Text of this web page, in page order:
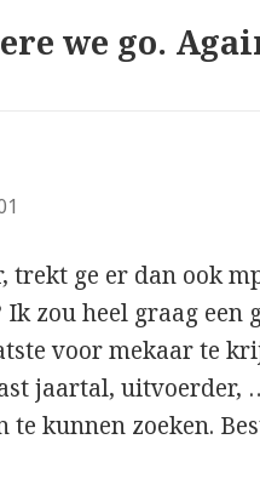
we go.
ge er dan ook
zou heel graag een
voor mekaar te
jaartal, uitvoerder,
kunnen zoeken.